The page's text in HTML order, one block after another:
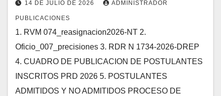
14 DE JULIO DE 2026 ADMINISTRADOR
PUBLICACIONES
1. RVM 074_reasignacion2026-NT 2.
Oficio_007_precisiones 3. RDR N 1734-2026-DREP
4. CUADRO DE PUBLICACION DE POSTULANTES
INSCRITOS PRD 2026 5. POSTULANTES
ADMITIDOS Y NO ADMITIDOS PROCESO DE